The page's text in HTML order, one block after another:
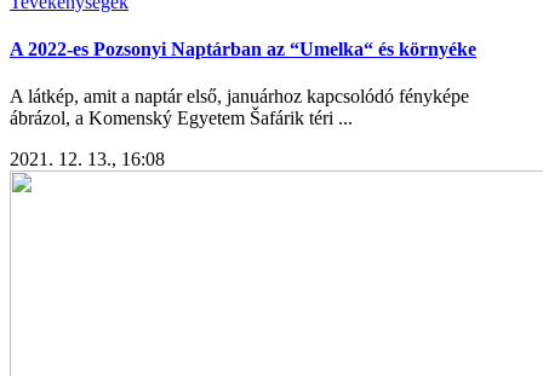
A 2022-es Pozsonyi Naptárban az “Umelka“ és környéke
A látkép, amit a naptár első, januárhoz kapcsolódó fényképe
ábrázol, a Komenský Egyetem Šafárik téri ...
2021. 12. 13., 16:08